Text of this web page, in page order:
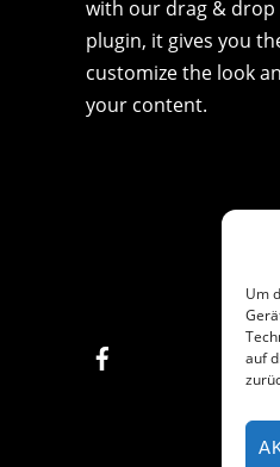
Um
auf
with our drag & drop
plugin, it gives you
customize the look
your content.